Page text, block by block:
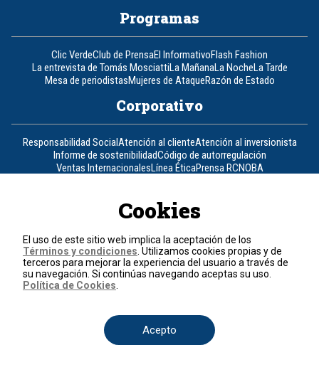
Programas
Clic VerdeClub de PrensaEl InformativoFlash Fashion
La entrevista de Tomás MosciattiLa MañanaLa NocheLa Tarde
Mesa de periodistasMujeres de AtaqueRazón de Estado
Corporativo
Responsabilidad SocialAtención al clienteAtención al inversionista
Informe de sostenibilidadCódigo de autorregulación
Ventas InternacionalesLínea ÉticaPrensa RCNOBA
Nuestra Tele InternacionalNovelasFidesTDT
Un producto de RCN TelevisiónRCN Total
Contáctenos
Teléfono+57 (601) 426 92 92
Cookies
El uso de este sitio web implica la aceptación de los
Términos y condiciones . Utilizamos cookies propias y de
terceros para mejorar la experiencia del usuario a través de
su navegación. Si continúas navegando aceptas su uso.
Política de Cookies
Acepto